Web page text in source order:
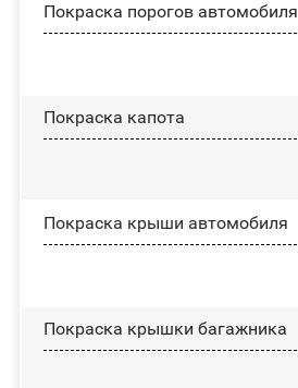
Покраска порогов автомобиля
Покраска капота
Покраска крыши автомобиля
Покраска крышки багажника